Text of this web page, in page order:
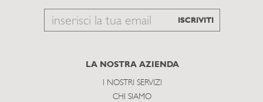
Email
subscribe
ISCRIVITI
LA NOSTRA AZIENDA
I NOSTRI SERVIZI
CHI SIAMO